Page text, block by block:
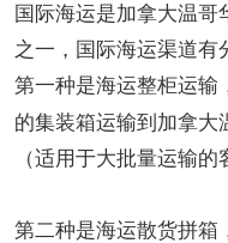
国际海运是加拿大温哥
之一，国际海运渠道有
第一种是海运整柜运输
的集装箱运输到加拿大
（适用于大批量运输的
第二种是海运散货拼箱